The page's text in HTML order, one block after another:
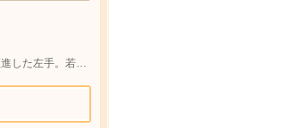
パチンコDAISYOから府内五番街を大手町方面へ直進。100ｍ程直進した左手。若竹園真向い。大分駅から徒歩10分